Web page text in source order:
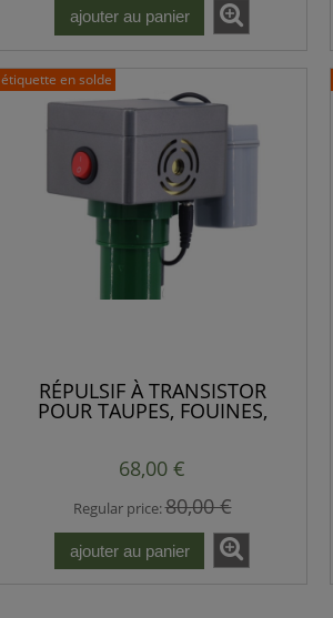
ajouter au panier
RÉPULSIF À TRANSISTOR
POUR TAUPES, FOUINES,
PUISSANTES
68,00 €
Regular price:80,00 €
ajouter au panier
étiquette en solde